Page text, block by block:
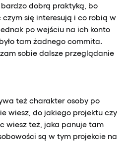
dobrą praktyką, bo
się interesują i co robią w
po wejściu na ich konto
tam żadnego commita.
sobie dalsze przeglądanie
też charakter osoby po
wiesz, do jakiego projektu czy
wiesz też, jaka panuje tam
są w tym projekcie na